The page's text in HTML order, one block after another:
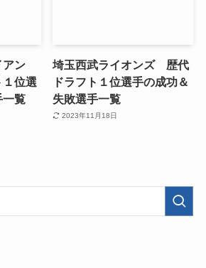
アン
位選
一覧
埼玉西武ライオンズ 歴代
ドラフト１位選手の成功＆
失敗選手一覧
2023年11月18日